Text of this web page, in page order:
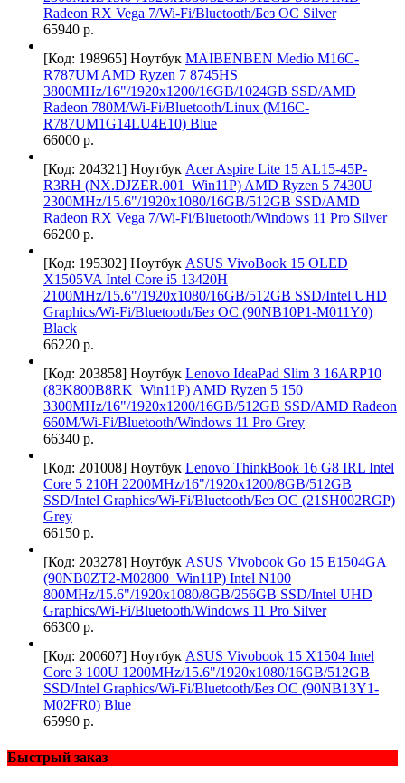
Radeon RX Vega 7/Wi-Fi/Bluetooth/Без ОС Silver
65940 р.
[Код: 198965] Ноутбук MAIBENBEN Medio M16C-
R787UM AMD Ryzen 7 8745HS
3800MHz/16"/1920x1200/16GB/1024GB SSD/AMD
Radeon 780M/Wi-Fi/Bluetooth/Linux (M16C-
R787UM1G14LU4E10) Blue
66000 р.
[Код: 204321] Ноутбук Acer Aspire Lite 15 AL15-45P-
R3RH (NX.DJZER.001_Win11P) AMD Ryzen 5 7430U
2300MHz/15.6"/1920x1080/16GB/512GB SSD/AMD
Radeon RX Vega 7/Wi-Fi/Bluetooth/Windows 11 Pro Silver
66200 р.
[Код: 195302] Ноутбук ASUS VivoBook 15 OLED
X1505VA Intel Core i5 13420H
2100MHz/15.6"/1920x1080/16GB/512GB SSD/Intel UHD
Graphics/Wi-Fi/Bluetooth/Без ОС (90NB10P1-M011Y0)
Black
66220 р.
[Код: 203858] Ноутбук Lenovo IdeaPad Slim 3 16ARP10
(83K800B8RK_Win11P) AMD Ryzen 5 150
3300MHz/16"/1920x1200/16GB/512GB SSD/AMD Radeon
660M/Wi-Fi/Bluetooth/Windows 11 Pro Grey
66340 р.
[Код: 201008] Ноутбук Lenovo ThinkBook 16 G8 IRL Intel
Core 5 210H 2200MHz/16"/1920x1200/8GB/512GB
SSD/Intel Graphics/Wi-Fi/Bluetooth/Без ОС (21SH002RGP)
Grey
66150 р.
[Код: 203278] Ноутбук ASUS Vivobook Go 15 E1504GA
(90NB0ZT2-M02800_Win11P) Intel N100
800MHz/15.6"/1920x1080/8GB/256GB SSD/Intel UHD
Graphics/Wi-Fi/Bluetooth/Windows 11 Pro Silver
66300 р.
[Код: 200607] Ноутбук ASUS Vivobook 15 X1504 Intel
Core 3 100U 1200MHz/15.6"/1920x1080/16GB/512GB
SSD/Intel Graphics/Wi-Fi/Bluetooth/Без ОС (90NB13Y1-
M02FR0) Blue
65990 р.
Быстрый заказ